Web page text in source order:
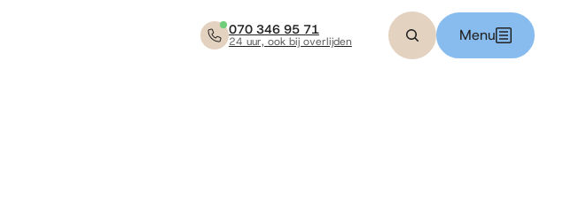
Zoeken
Menu
070 346 95 71
24 uur, ook bij overlijden